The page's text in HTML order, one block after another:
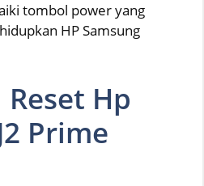
tombol power yang
HP Samsung
Hp
Prime